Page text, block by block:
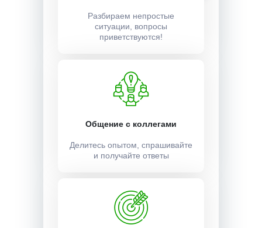
Разбираем непростые
ситуации, вопросы
приветствуются!
Общение с коллегами
Делитесь опытом, спрашивайте
и получайте ответы